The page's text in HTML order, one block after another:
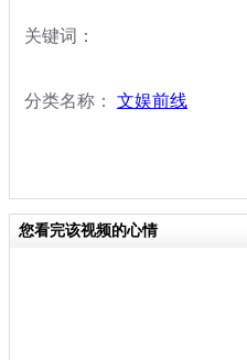
关键词：
分类名称： 文娱前线
您看完该视频的心情